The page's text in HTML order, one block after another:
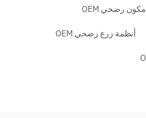
مكون رضحي OEM
أنظمة زرع رضحي OEM